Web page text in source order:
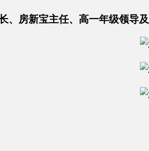
、房新宝主任、高一年级领导